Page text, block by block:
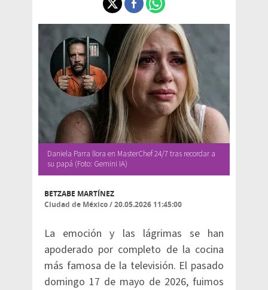
Daniela Parra llora en MasterChef 24/7 tras recordar a
su papá (Foto: Gemini IA)
BETZABE MARTÍNEZ
Ciudad de México/20.05.2026 11:45:00
La emoción y las lágrimas se han
apoderado por completo de la cocina
más famosa de la televisión. El pasado
domingo 17 de mayo de 2026, fuimos